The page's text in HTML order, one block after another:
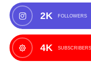
2K FOLLOWERS
4K SUBSCRIBERS